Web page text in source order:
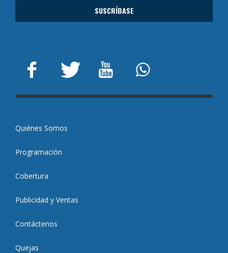
Quiénes Somos
Programación
Cobertura
Publicidad y Ventas
Contáctenos
Quejas